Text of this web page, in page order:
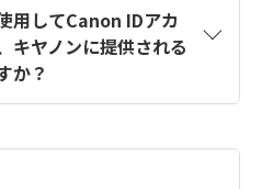
は【カメラ】Canon IDとは
の作成方法は？をご確認く
用してCanon IDアカ
キヤノンに提供される
か？